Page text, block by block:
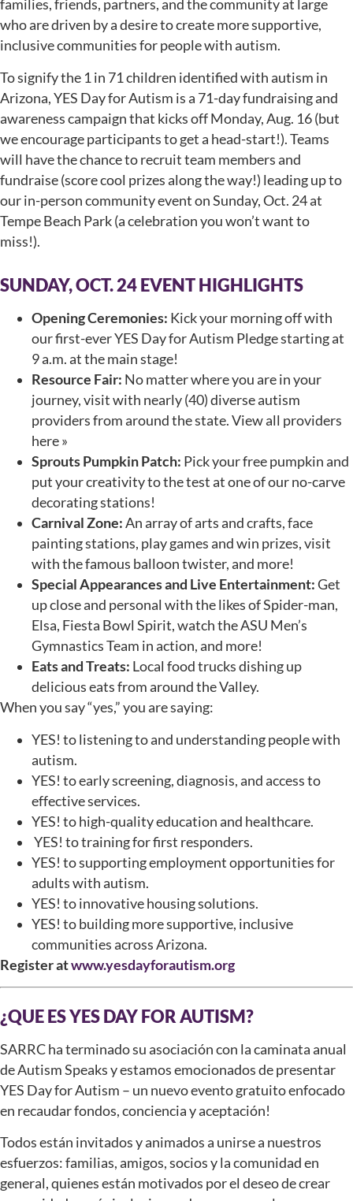
families, friends, partners, and the community at large
who are driven by a desire to create more supportive,
inclusive communities for people with autism.
To signify the 1 in 71 children identified with autism in
Arizona, YES Day for Autism is a 71-day fundraising and
awareness campaign that kicks off Monday, Aug. 16 (but
we encourage participants to get a head-start!). Teams
will have the chance to recruit team members and
fundraise (score cool prizes along the way!) leading up to
our in-person community event on Sunday, Oct. 24 at
Tempe Beach Park (a celebration you won’t want to
miss!).
SUNDAY, OCT. 24 EVENT HIGHLIGHTS
Opening Ceremonies: Kick your morning off with
our first-ever YES Day for Autism Pledge starting at
9 a.m. at the main stage!
Resource Fair: No matter where you are in your
journey, visit with nearly (40) diverse autism
providers from around the state. View all providers
here »
Sprouts Pumpkin Patch: Pick your free pumpkin and
put your creativity to the test at one of our no-carve
decorating stations!
Carnival Zone:An array of arts and crafts, face
painting stations, play games and win prizes, visit
with the famous balloon twister, and more!
Special Appearances and Live Entertainment:Get
up close and personal with the likes of Spider-man,
Elsa, Fiesta Bowl Spirit, watch the ASU Men’s
Gymnastics Team in action, and more!
Eats and Treats: Local food trucks dishing up
delicious eats from around the Valley.
When you say “yes,” you are saying:
YES! to listening to and understanding people with
autism.
YES! to early screening, diagnosis, and access to
effective services.
YES! to high-quality education and healthcare.
YES! to training for first responders.
YES! to supporting employment opportunities for
adults with autism.
YES! to innovative housing solutions.
YES! to building more supportive, inclusive
communities across Arizona.
Register atwww.yesdayforautism.org
¿QUE ES YES DAY FOR AUTISM?
SARRC ha terminado su asociación con la caminata anual
de Autism Speaks y estamos emocionados de presentar
YES Day for Autism – un nuevo evento gratuito enfocado
en recaudar fondos, conciencia y aceptación!
Todos están invitados y animados a unirse a nuestros
esfuerzos: familias, amigos, socios y la comunidad en
general, quienes están motivados por el deseo de crear